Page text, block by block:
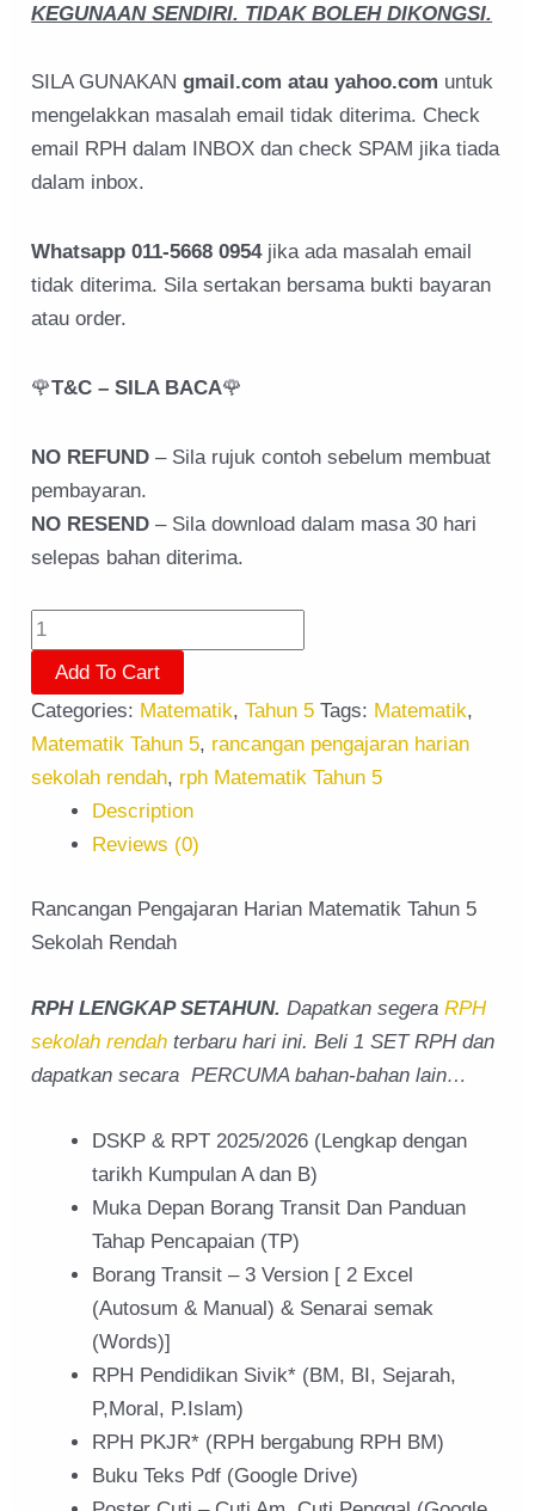
KEGUNAAN SENDIRI. TIDAK BOLEH DIKONGSI.
SILA GUNAKAN gmail.com atau yahoo.com untuk
mengelakkan masalah email tidak diterima. Check
email RPH dalam INBOX dan check SPAM jika tiada
dalam inbox.
Whatsapp 011-5668 0954jika ada masalah email
tidak diterima. Sila sertakan bersama bukti bayaran
atau order.
🌹T&C – SILA BACA🌹
NO REFUND – Sila rujuk contoh sebelum membuat
pembayaran.
NO RESEND – Sila download dalam masa 30 hari
selepas bahan diterima.
Add To Cart
Categories: Matematik,Tahun 5 Tags: Matematik,
Matematik Tahun 5, rancangan pengajaran harian
sekolah rendah, rph Matematik Tahun 5
Description
Reviews (0)
Rancangan Pengajaran Harian Matematik Tahun 5
Sekolah Rendah
RPH LENGKAP SETAHUN. Dapatkan segeraRPH
sekolah rendah terbaru hari ini. Beli 1 SET RPH dan
dapatkan secara PERCUMA bahan-bahan lain…
DSKP & RPT 2025/2026 (Lengkap dengan
tarikh Kumpulan A dan B)
Muka Depan Borang Transit Dan Panduan
Tahap Pencapaian (TP)
Borang Transit – 3 Version [ 2 Excel
(Autosum & Manual) & Senarai semak
(Words)]
RPH Pendidikan Sivik* (BM, BI, Sejarah,
P,Moral, P.Islam)
RPH PKJR* (RPH bergabung RPH BM)
Buku Teks Pdf (Google Drive)